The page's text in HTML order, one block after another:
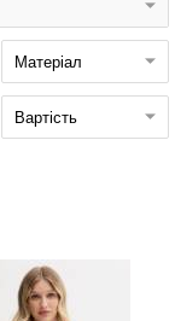
Матеріал
Вартість